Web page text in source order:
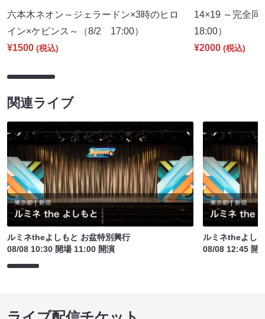
六本木ネオン～ジェラードン×3時のヒロ
イン×ケビンス～（8/2 17:00）
¥1500 (税込)
14×19 ～完全
18:00）
¥2000 (税込)
関連ライブ
ルミネtheよしもと お盆特別興行
08/08 10:30 開場 11:00 開演
ルミネtheよし
08/08 12:45 開